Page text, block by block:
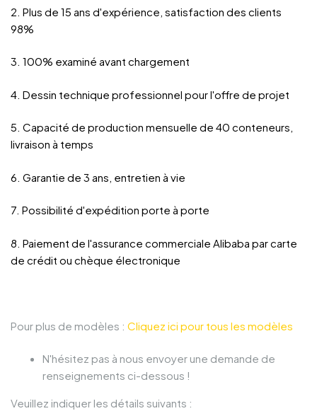
2. Plus de 15 ans d'expérience, satisfaction des clients
98%
3. 100% examiné avant chargement
4. Dessin technique professionnel pour l'offre de projet
5. Capacité de production mensuelle de 40 conteneurs,
livraison à temps
6. Garantie de 3 ans, entretien à vie
7. Possibilité d'expédition porte à porte
8. Paiement de l'assurance commerciale Alibaba par carte
de crédit ou chèque électronique
Pour plus de modèles : Cliquez ici pour tous les modèles
N'hésitez pas à nous envoyer une demande de
renseignements ci-dessous !
Veuillez indiquer les détails suivants :